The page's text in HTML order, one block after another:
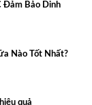
Đảm Bảo Dinh
Nào Tốt Nhất?
quả